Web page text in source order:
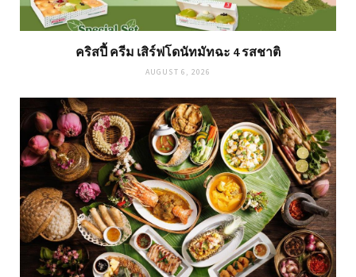
คริสปี้ ครีม เสิร์ฟโดนัทมัทฉะ 4 รสชาติ
AUGUST 6, 2026